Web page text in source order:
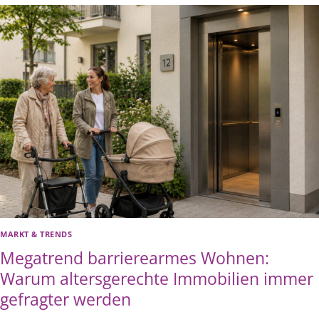
ARKTWERT? W
ARUM V
IEL W
OHNFLÄCHE N
ICHT M
EHR A
UTOMATISCH E
IN V
ORTEIL I
ST
MARKT & TRENDS
Megatrend barrierearmes Wohnen:
Warum altersgerechte Immobilien immer
gefragter werden